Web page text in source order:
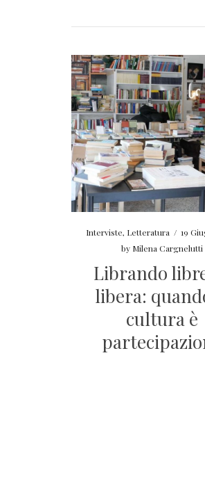
Interviste, Letteratura / 19
by Milena Cargnelutti
Librando
libera:
cultura è